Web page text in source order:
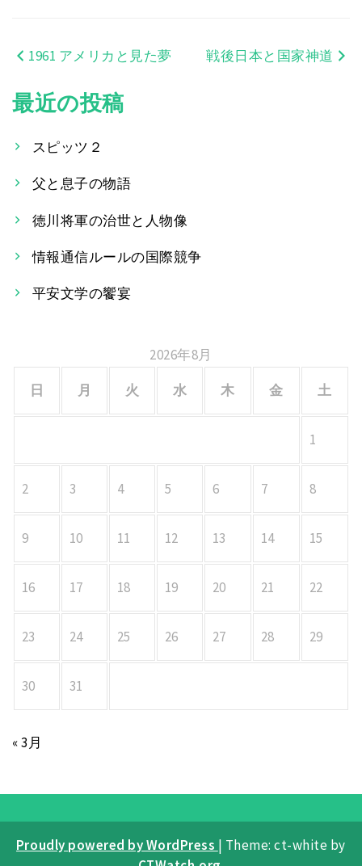
投
稿
ビ
ゲ
ー
シ
ョ
1961 アメリカと見た夢 戦後日本と国家神道
最近の投稿
スピッツ２
父と息子の物語
徳川将軍の治世と人物像
情報通信ルールの国際競争
平安文学の饗宴
2026年8月
日
月 火 水 木 金 土
1
2 3 4 5 6 7 8
9 10 11 12 13 14 15
16 17 18 19 20 21 22
23 24 25 26 27 28 29
30 31
« 3月
Proudly powered by WordPress | Theme: ct-white by